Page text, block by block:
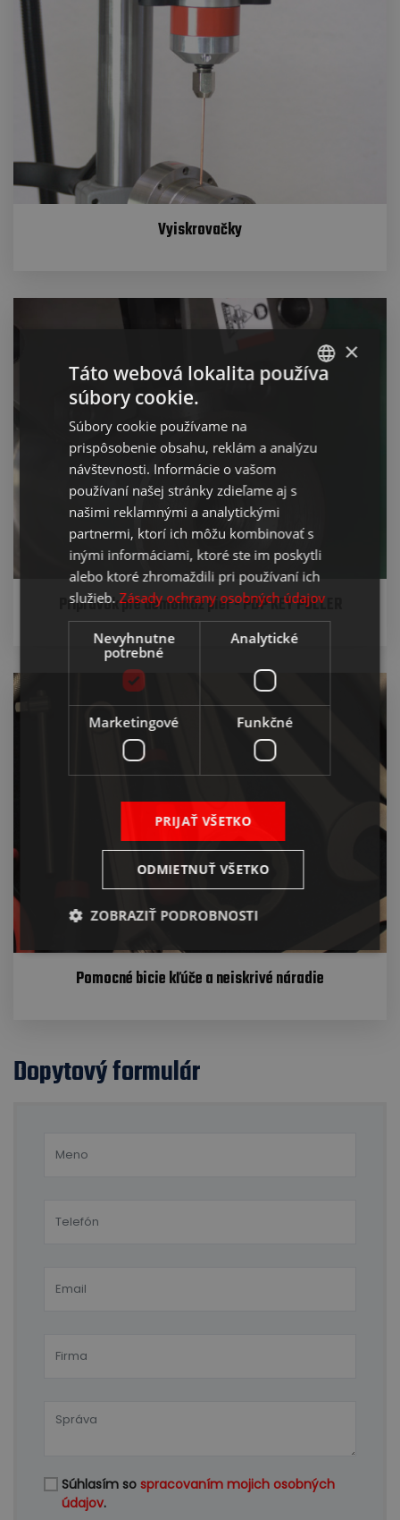
Vyiskrovačky
Prípravok pre demontáž pier - PDP KEY PULLER
Pomocné bicie kľúče a neiskrivé náradie
Dopytový formulár
Súhlasím so spracovaním mojich osobných
údajov.
×
Táto webová lokalita používa
súbory cookie.
Súbory cookie používame na
prispôsobenie obsahu, reklám a analýzu
návštevnosti. Informácie o vašom
používaní našej stránky zdieľame aj s
našimi reklamnými a analytickými
partnermi, ktorí ich môžu kombinovať s
inými informáciami, ktoré ste im poskytli
alebo ktoré zhromaždili pri používaní ich
služieb. Zásady ochrany osobných údajov
Nevyhnutne
potrebné
Analytické
Marketingové Funkčné
PRIJAŤ VŠETKO
ODMIETNUŤ VŠETKO
ZOBRAZIŤ PODROBNOSTI